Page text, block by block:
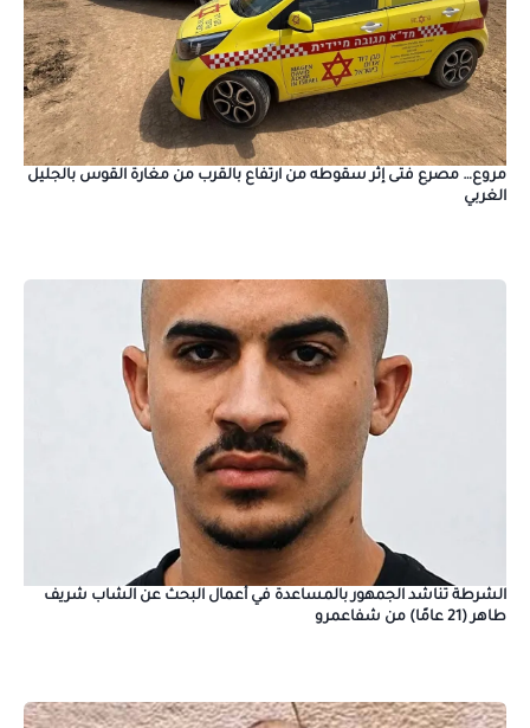
مروع… مصرع فتى إثر سقوطه من ارتفاع بالقرب من مغارة القوس بالجليل
الغربي
الشرطة تناشد الجمهور بالمساعدة في أعمال البحث عن الشاب شريف
طاهر (21 عامًا) من شفاعمرو